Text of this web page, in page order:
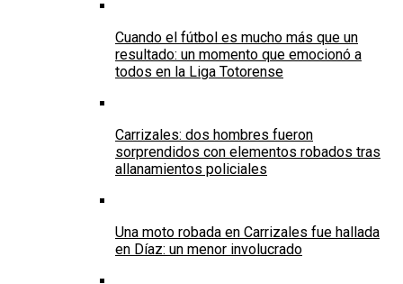
Cuando el fútbol es mucho más que un
resultado: un momento que emocionó a
todos en la Liga Totorense
Carrizales: dos hombres fueron
sorprendidos con elementos robados tras
allanamientos policiales
Una moto robada en Carrizales fue hallada
en Díaz: un menor involucrado